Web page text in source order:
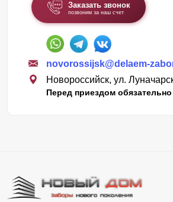
Заказать звонок
позвоним за наш счет
novorossijsk@delaem-
Новороссийск, ул.
Перед приездом